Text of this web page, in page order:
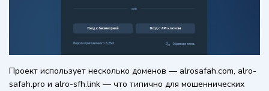
Проект использует несколько доменов — alrosafah.com, alro-
safah.pro и alro-sfh.link — что типично для мошеннических